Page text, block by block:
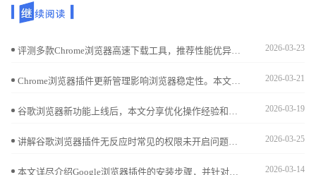
2026-03-23
2026-03-21
2026-03-19
2026-03-25
2026-03-14